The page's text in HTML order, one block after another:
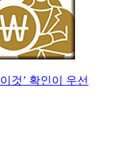
것’ 확인이 우선